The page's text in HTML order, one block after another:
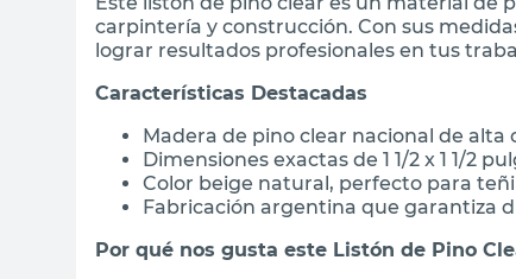
carpintería y construcción. Con sus
lograr resultados profesionales en tus
Características Destacadas
Madera de pino clear nacional de alta
Dimensiones exactas de 1 1/2 x 1 1/2
Color beige natural, perfecto para
Fabricación argentina que garantiza
Por qué nos gusta este Listón de Pino